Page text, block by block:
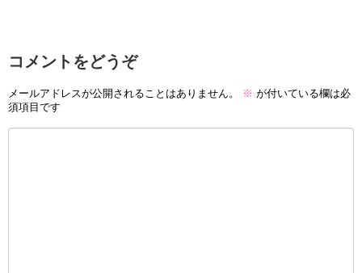
コメントをどうぞ
メールアドレスが公開されることはありません。 ※ が付いている欄は必
須項目です